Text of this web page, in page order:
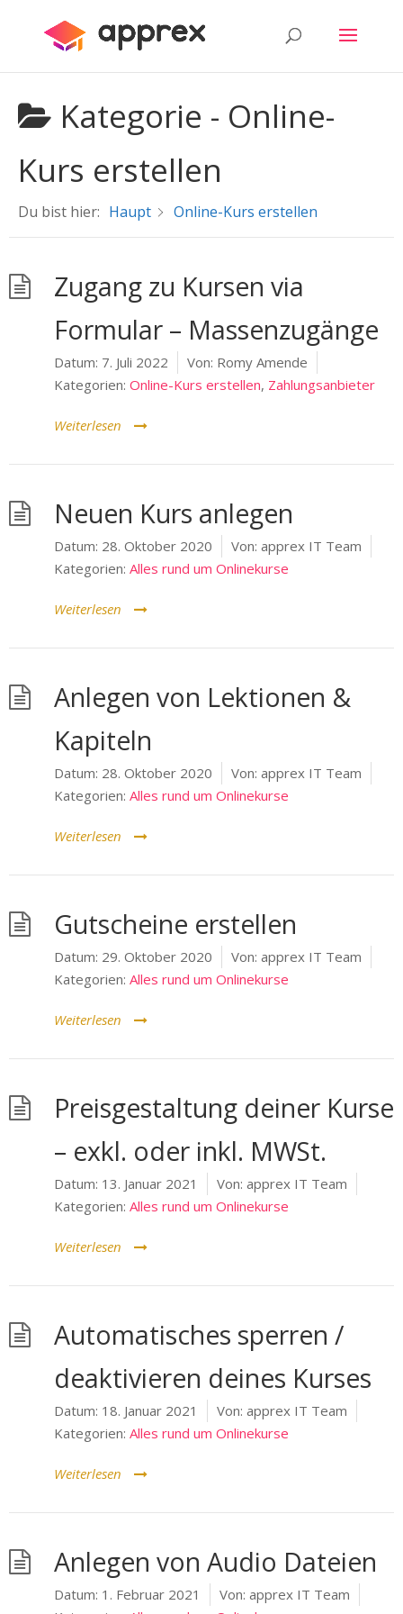
Kategorie - Online-
Kurs erstellen
Du bist hier: Haupt Online-Kurs erstellen
Zugang zu Kursen via
Formular – Massenzugänge
Datum: 7. Juli 2022 Von: Romy Amende
Kategorien: Online-Kurs erstellen, Zahlungsanbieter
Weiterlesen
Neuen Kurs anlegen
Datum: 28. Oktober 2020 Von: apprex IT Team
Kategorien: Alles rund um Onlinekurse
Weiterlesen
Anlegen von Lektionen &
Kapiteln
Datum: 28. Oktober 2020 Von: apprex IT Team
Kategorien: Alles rund um Onlinekurse
Weiterlesen
Gutscheine erstellen
Datum: 29. Oktober 2020 Von: apprex IT Team
Kategorien: Alles rund um Onlinekurse
Weiterlesen
Preisgestaltung deiner Kurse
– exkl. oder inkl. MWSt.
Datum: 13. Januar 2021 Von: apprex IT Team
Kategorien: Alles rund um Onlinekurse
Weiterlesen
Automatisches sperren /
deaktivieren deines Kurses
Datum: 18. Januar 2021 Von: apprex IT Team
Kategorien: Alles rund um Onlinekurse
Weiterlesen
Anlegen von Audio Dateien
Datum: 1. Februar 2021 Von: apprex IT Team